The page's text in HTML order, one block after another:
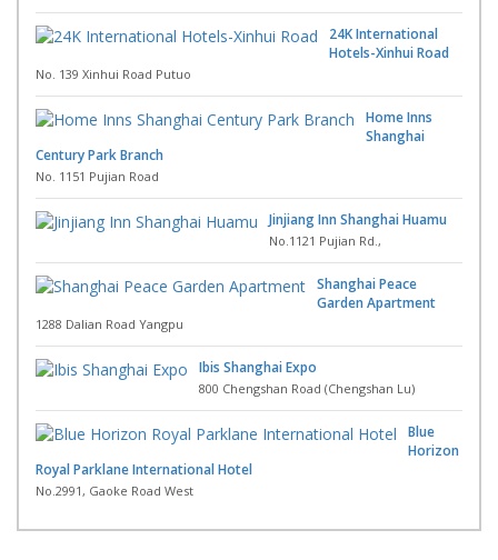
24K International
Hotels-Xinhui Road
No. 139 Xinhui Road Putuo
Home Inns
Shanghai
Century Park Branch
No. 1151 Pujian Road
Jinjiang Inn Shanghai Huamu
No.1121 Pujian Rd.,
Shanghai Peace
Garden Apartment
1288 Dalian Road Yangpu
Ibis Shanghai Expo
800 Chengshan Road (Chengshan Lu)
Blue
Horizon
Royal Parklane International Hotel
No.2991, Gaoke Road West